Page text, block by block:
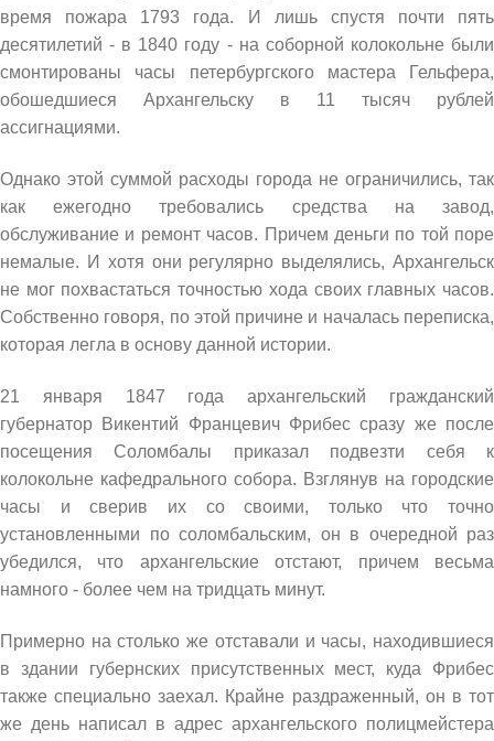
время пожара 1793 года. И лишь спустя почти пять
десятилетий - в 1840 году - на соборной колокольне были
смонтированы часы петербургского мастера Гельфера,
обошедшиеся Архангельску в 11 тысяч рублей
ассигнациями.
Однако этой суммой расходы города не ограничились, так
как ежегодно требовались средства на завод,
обслуживание и ремонт часов. Причем деньги по той поре
немалые. И хотя они регулярно выделялись, Архангельск
не мог похвастаться точностью хода своих главных часов.
Собственно говоря, по этой причине и началась переписка,
которая легла в основу данной истории.
21 января 1847 года архангельский гражданский
губернатор Викентий Францевич Фрибес сразу же после
посещения Соломбалы приказал подвезти себя к
колокольне кафедрального собора. Взглянув на городские
часы и сверив их со своими, только что точно
установленными по соломбальским, он в очередной раз
убедился, что архангельские отстают, причем весьма
намного - более чем на тридцать минут.
Примерно на столько же отставали и часы, находившиеся
в здании губернских присутственных мест, куда Фрибес
также специально заехал. Крайне раздраженный, он в тот
же день написал в адрес архангельского полицмейстера